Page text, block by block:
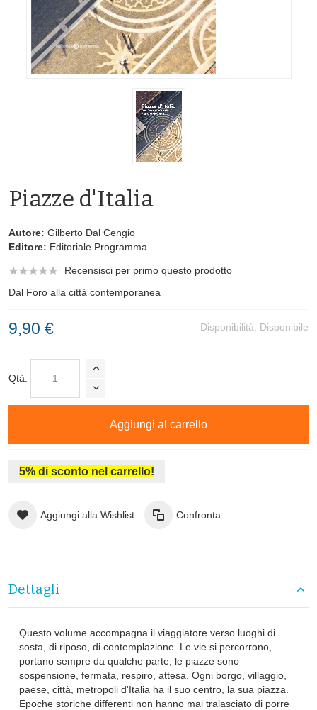
Piazze d'Italia
Autore: Gilberto Dal Cengio
Editore: Editoriale Programma
Recensisci per primo questo prodotto
Dal Foro alla città contemporanea
Disponibilità: Disponibile
9,90 €
Qtà:
Aggiungi al carrello
5% di sconto nel carrello!
Aggiungi alla Wishlist Confronta
Dettagli
Questo volume accompagna il viaggiatore verso luoghi di
sosta, di riposo, di contemplazione. Le vie si percorrono,
portano sempre da qualche parte, le piazze sono
sospensione, fermata, respiro, attesa. Ogni borgo, villaggio,
paese, città, metropoli d'Italia ha il suo centro, la sua piazza.
Epoche storiche differenti non hanno mai tralasciato di porre